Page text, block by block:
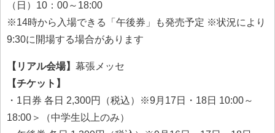
（日）10：00～18:00
※14時から入場できる「午後券」も発売予定 ※状況により
9:30に開場する場合があります
【リアル会場】 幕張メッセ
【チケット】
・1日券 各日 2,300円（税込）※9月17日・18日 10:00～
18:00＞（中学生以上のみ）